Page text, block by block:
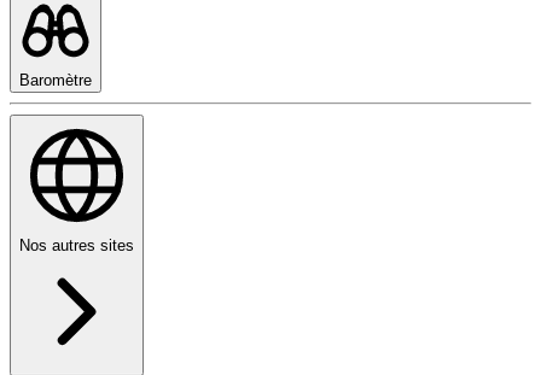
Baromètre
Nos autres sites